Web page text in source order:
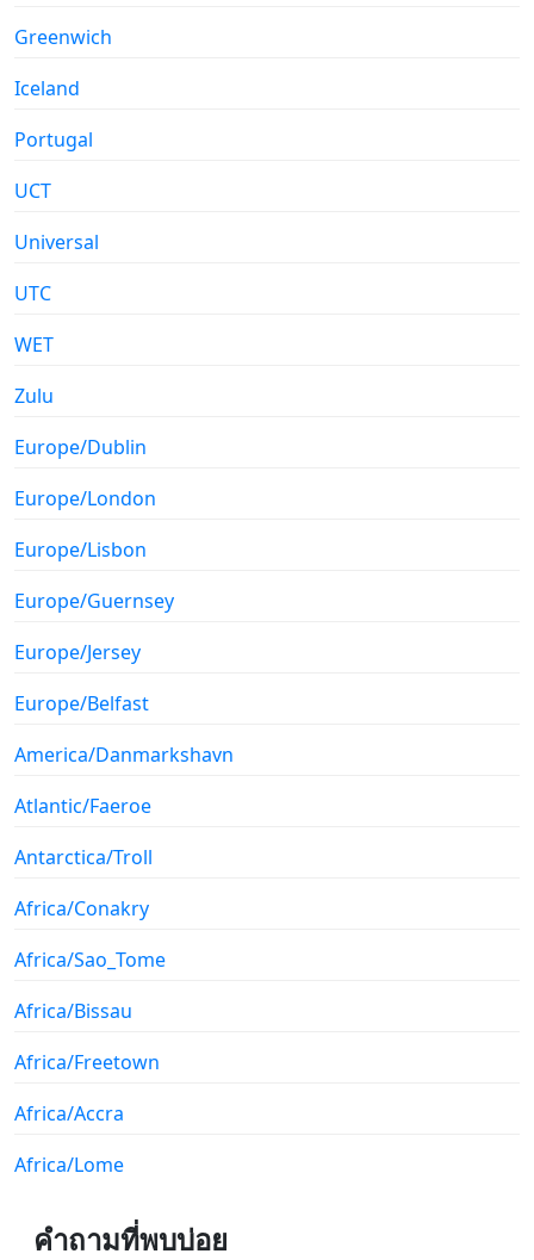
Greenwich
Iceland
Portugal
UCT
Universal
UTC
WET
Zulu
Europe/Dublin
Europe/London
Europe/Lisbon
Europe/Guernsey
Europe/Jersey
Europe/Belfast
America/Danmarkshavn
Atlantic/Faeroe
Antarctica/Troll
Africa/Conakry
Africa/Sao_Tome
Africa/Bissau
Africa/Freetown
Africa/Accra
Africa/Lome
คำถามที่พบบ่อย